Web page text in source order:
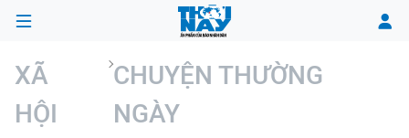
TRANG CHỦ
XÃ
HỘI
CHUYỆN THƯỜNG
NGÀY